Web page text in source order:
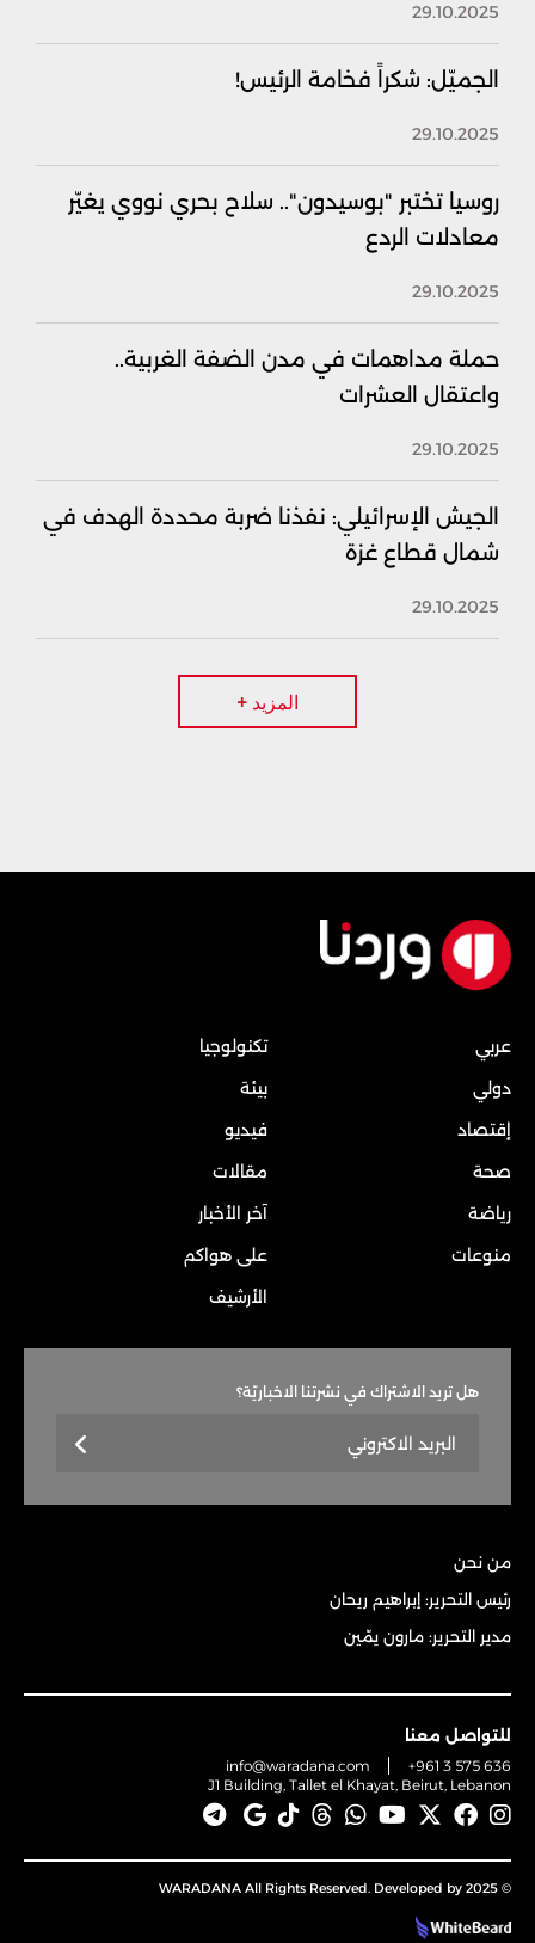
29.10.2025
الجميّل: شكراً فخامة الرئيس!
29.10.2025
روسيا تختبر "بوسيدون".. سلاح بحري نووي يغيّر
معادلات الردع
29.10.2025
حملة مداهمات في مدن الضفة الغربية..
واعتقال العشرات
29.10.2025
الجيش الإسرائيلي: نفذنا ضربة محددة الهدف في
شمال قطاع غزة
29.10.2025
المزيد +
عربي
دولي
إقتصاد
صحة
رياضة
منوعات
تكنولوجيا
بيئة
فيديو
مقالات
آخر الأخبار
على هواكم
الأرشيف
هل تريد الاشتراك في نشرتنا الاخباريّة؟
من نحن
رئيس التحرير: إبراهيم ريحان
مدير التحرير: مارون يمّين
للتواصل معنا
info@waradana.com
+961 3 575 636
J1 Building, Tallet el Khayat, Beirut, Lebanon
© 2025 WARADANA All Rights Reserved. Developed by